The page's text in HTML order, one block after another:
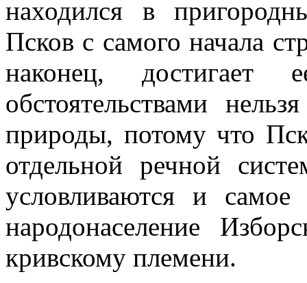
находился в
Псков с самого начала
наконец,
обстоятельствами
природы, потому что
отдельной речной
условливаются и
народонаселение
кривскому племени.